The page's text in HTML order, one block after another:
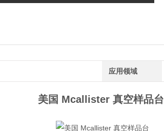
应用领域
美国 Mcallister 真空样品台